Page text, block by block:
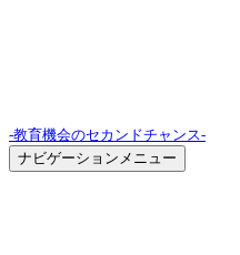
-教育機会のセカンドチャンス-
ナビゲーションメニュー